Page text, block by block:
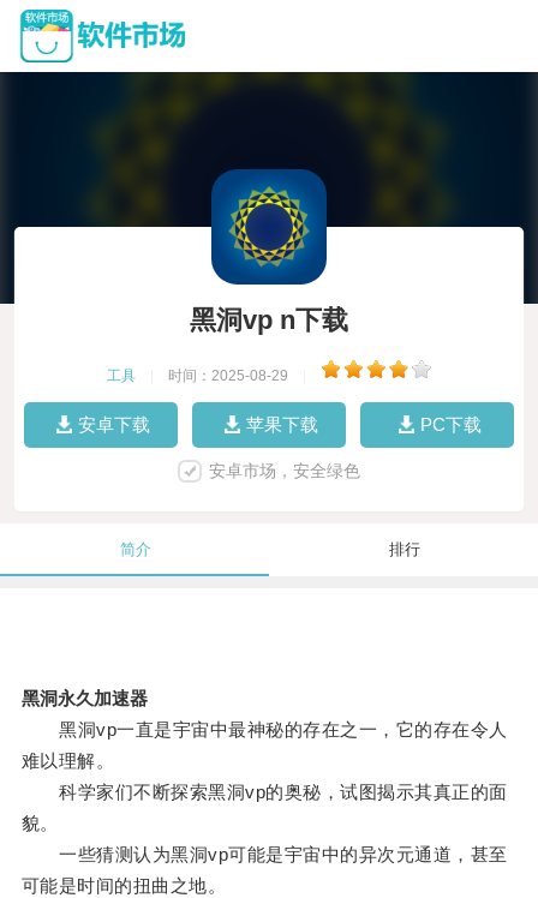
黑洞vp n下载
工具 时间：2025-08-29
安卓下载 苹果下载 PC下载
安卓市场，安全绿色
简介 排行
黑洞永久加速器
黑洞vp一直是宇宙中最神秘的存在之一，它的存在令人
难以理解。
科学家们不断探索黑洞vp的奥秘，试图揭示其真正的面
貌。
一些猜测认为黑洞vp可能是宇宙中的异次元通道，甚至
可能是时间的扭曲之地。